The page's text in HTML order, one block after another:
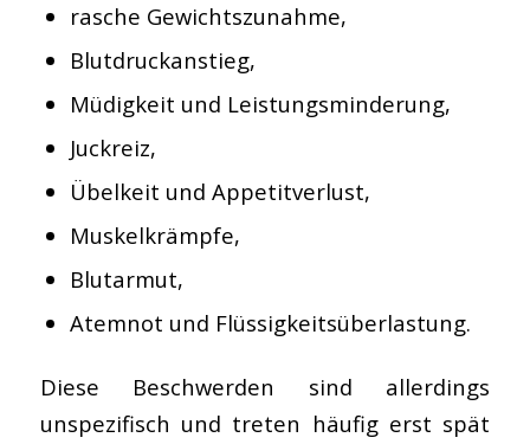
rasche Gewichtszunahme,
Blutdruckanstieg,
Müdigkeit und Leistungsminderung,
Juckreiz,
Übelkeit und Appetitverlust,
Muskelkrämpfe,
Blutarmut,
Atemnot und Flüssigkeitsüberlastung.
Diese Beschwerden sind allerdings
unspezifisch und treten häufig erst spät